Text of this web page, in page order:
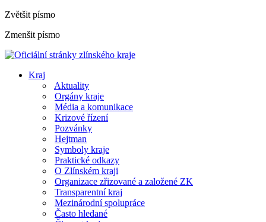
Zvětšit písmo
Zmenšit písmo
Kraj
Aktuality
Orgány kraje
Média a komunikace
Krizové řízení
Pozvánky
Hejtman
Symboly kraje
Praktické odkazy
O Zlínském kraji
Organizace zřizované a založené ZK
Transparentní kraj
Mezinárodní spolupráce
Často hledané